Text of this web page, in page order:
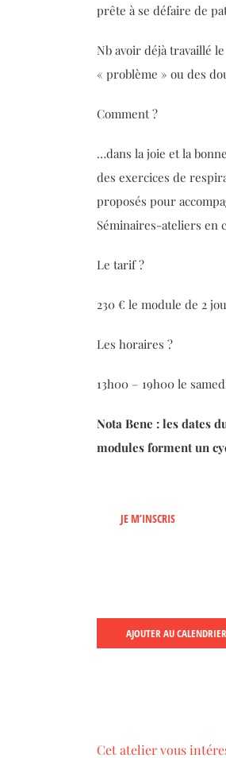
prête à se défaire de
Nb avoir déjà travaillé
« problème » ou des
Comment ?
…dans la joie et la
des exercices de
proposés pour
Séminaires-ateliers en
Le tarif ?
230 € le module de 2
Les horaires ?
13h00 – 19h00 le
Nota Bene : les dates
modules forment un
JE M’INSCRIS
AJOUTER AU CALENDRIER
Cet atelier vous